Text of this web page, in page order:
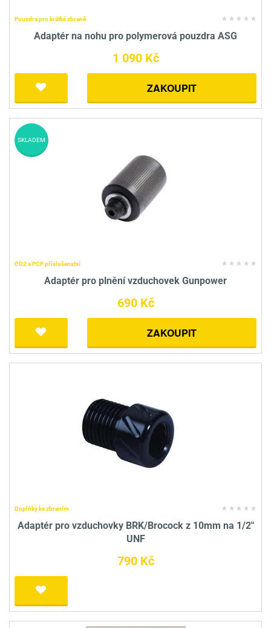
Pouzdra pro krátké zbraně
Adaptér na nohu pro polymerová pouzdra ASG
1 090 Kč
ZAKOUPIT
CO2 a PCP příslušenství
Adaptér pro plnění vzduchovek Gunpower
690 Kč
ZAKOUPIT
SKLADEM
Doplňky ke zbraním
Adaptér pro vzduchovky BRK/Brocock z 10mm na 1/2"
UNF
790 Kč